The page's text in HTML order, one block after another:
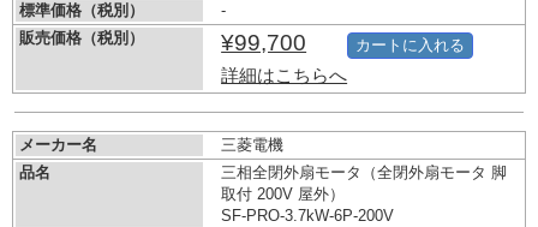
標準価格（税別）
-
販売価格（税別）
¥99,700
詳細はこちらへ
カートに入れる
メーカー名
三菱電機
品名
三相全閉外扇モータ（全閉外扇モータ 脚
取付 200V 屋外）
SF-PRO-3.7kW-6P-200V